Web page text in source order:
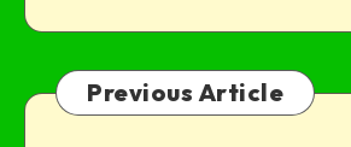
Previous Article